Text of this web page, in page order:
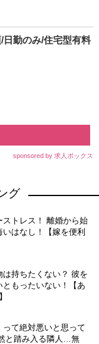
日勤のみ/住宅型有料
sponsored by 求人ボックス
グ
トレス！ 離婚から始
はなし！【嫁を便利
持ちたくない？ 彼を
もったいない！【あ
って絶対悪いと思って
と踏み入る隣人…無